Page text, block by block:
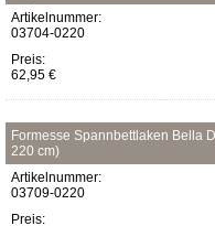
Artikelnummer:
03704-0220
Preis:
62,95 €
Formesse Spannbettlaken Bella
220 cm)
Artikelnummer:
03709-0220
Preis: